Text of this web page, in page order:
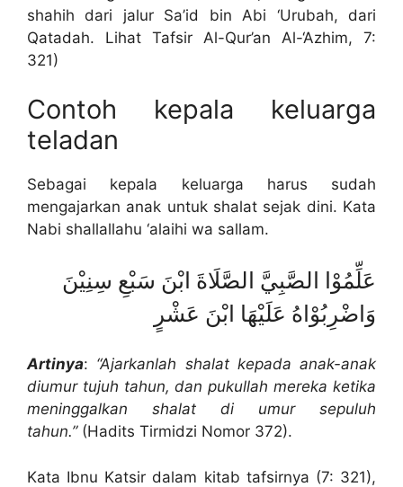
shahih dari jalur Sa’id bin Abi ‘Urubah, dari
Qatadah. Lihat Tafsir Al-Qur’an Al-‘Azhim, 7:
321)
Contoh kepala keluarga
teladan
Sebagai kepala keluarga harus sudah
mengajarkan anak untuk shalat sejak dini. Kata
Nabi shallallahu ‘alaihi wa sallam.
عَلِّمُوْا الصَّبِيَّ الصَّلَاةَ ابْنَ سَبْعِ سِنِيْنَ
وَاضْرِبُوْاهُ عَلَيْهَا ابْنَ عَشْرٍ
Artinya: “Ajarkanlah shalat kepada anak-anak
diumur tujuh tahun, dan pukullah mereka ketika
meninggalkan shalat di umur sepuluh
tahun.”(Hadits Tirmidzi Nomor 372).
Kata Ibnu Katsir dalam kitab tafsirnya (7: 321),